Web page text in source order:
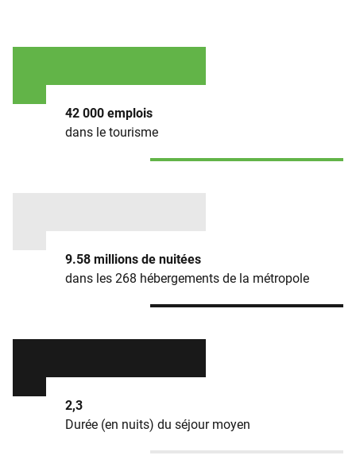
42 000 emplois
dans le tourisme
9.58 millions de nuitées
dans les 268 hébergements de la métropole
2,3
Durée (en nuits) du séjour moyen